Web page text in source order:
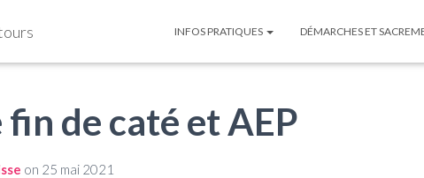
INFOS PRATIQUES DÉMARCHES ET
fin de caté et AEP
on 25 mai 2021